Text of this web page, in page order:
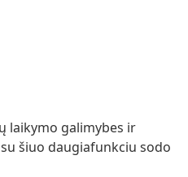
laikymo galimybes ir
šiuo daugiafunkciu sodo